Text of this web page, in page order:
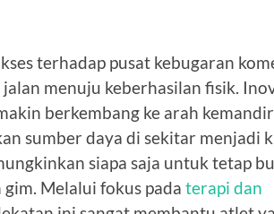
terhadap pusat kebugaran
menuju keberhasilan fisik.
berkembang ke arah
sumber daya di sekitar menjadi
siapa saja untuk tetap
Melalui fokus pada terapi dan